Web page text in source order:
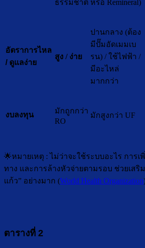
ธรรมชาติ หรือ Remineral)
อัตราการไหล
/ ดูแลง่าย
สูง / ง่าย
ปานกลาง (ต้อง
มีปั๊มอัดเมมเบ
รน) / ใช้ไฟฟ้า /
มีอะไหล่
มากกว่า
งบลงทุน
มักถูกกว่า
RO
มักสูงกว่า UF
🌟หมายเหตุ : ไม่ว่าจะใช้ระบบอะไร การ
ทาง และการล้างหัวจ่ายตามรอบ ช่วยเสริ
แก้ว” อย่างมาก (World Health Organization
ตารางที่ 2